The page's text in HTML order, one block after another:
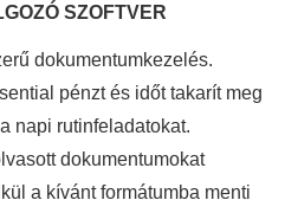
SZOFTVER
dokumentumkezelés.
pénzt és időt takarít meg
napi rutinfeladatokat.
dokumentumokat
a kívánt formátumba menti